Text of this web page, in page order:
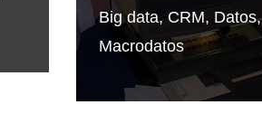
Big data, CRM, Datos,
Macrodatos